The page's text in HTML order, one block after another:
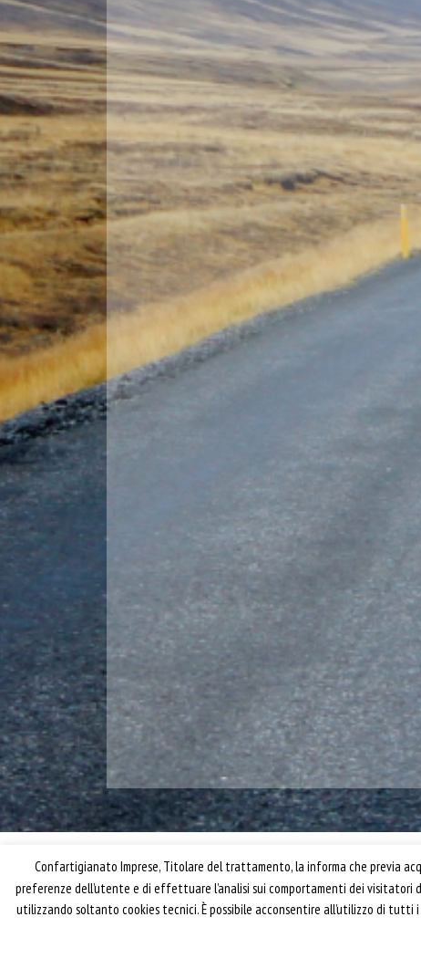
Confartigianato Imprese, Titolare del trattamento, la informa che previa
preferenze dell’utente e di effettuare l’analisi sui comportamenti dei visitatori
utilizzando soltanto cookies tecnici. È possibile acconsentire all’utilizzo di tutti